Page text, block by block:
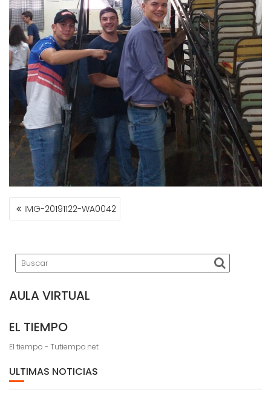
NAVEGACIÓN
DEIMG-20191122-WA0042
AULA VIRTUAL
EL TIEMPO
El tiempo - Tutiempo.net
ULTIMAS NOTICIAS